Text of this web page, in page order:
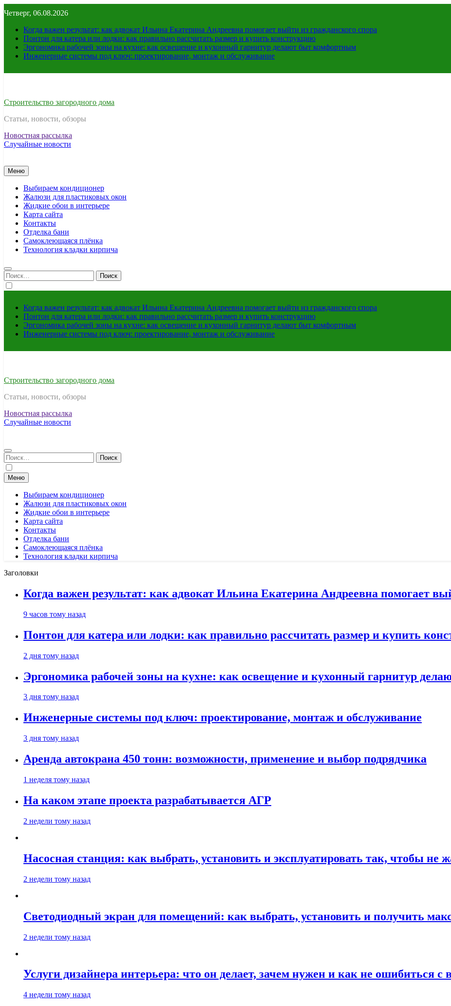
к
содержимому
Четверг, 06.08.2026
Когда важен результат: как адвокат Ильина Екатерина Андреевна помогает выйти из гражданского спора
Понтон для катера или лодки: как правильно рассчитать размер и купить конструкцию
Эргономика рабочей зоны на кухне: как освещение и кухонный гарнитур делают быт комфортным
Инженерные системы под ключ: проектирование, монтаж и обслуживание
Строительство загородного дома
Статьи, новости, обзоры
Новостная рассылка
Случайные новости
Меню
Выбираем кондиционер
Жалюзи для пластиковых окон
Жидкие обои в интерьере
Карта сайта
Контакты
Отделка бани
Самоклеющаяся плёнка
Технология кладки кирпича
Найти:
Когда важен результат: как адвокат Ильина Екатерина Андреевна помогает выйти из гражданского спора
Понтон для катера или лодки: как правильно рассчитать размер и купить конструкцию
Эргономика рабочей зоны на кухне: как освещение и кухонный гарнитур делают быт комфортным
Инженерные системы под ключ: проектирование, монтаж и обслуживание
Строительство загородного дома
Статьи, новости, обзоры
Новостная рассылка
Случайные новости
Найти:
Меню
Выбираем кондиционер
Жалюзи для пластиковых окон
Жидкие обои в интерьере
Карта сайта
Контакты
Отделка бани
Самоклеющаяся плёнка
Технология кладки кирпича
Заголовки
Когда важен результат: как адвокат Ильина Екатерина Андреевна помогает
9 часов тому назад
Понтон для катера или лодки: как правильно рассчитать размер и купить
2 дня тому назад
Эргономика рабочей зоны на кухне: как освещение и кухонный гарнитур
3 дня тому назад
Инженерные системы под ключ: проектирование, монтаж и обслуживание
3 дня тому назад
Аренда автокрана 450 тонн: возможности, применение и выбор подрядчика
1 неделя тому назад
На каком этапе проекта разрабатывается АГР
2 недели тому назад
Насосная станция: как выбрать, установить и эксплуатировать так, чтобы не
2 недели тому назад
Светодиодный экран для помещений: как выбрать, установить и получить
2 недели тому назад
Услуги дизайнера интерьера: что он делает, зачем нужен и как не ошибиться с
4 недели тому назад